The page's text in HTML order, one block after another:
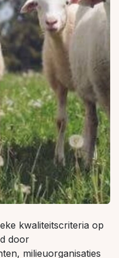
kwaliteitscriteria op
door
milieuorganisaties